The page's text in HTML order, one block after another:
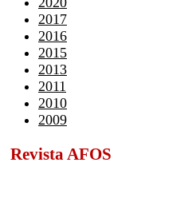
2017
2016
2015
2013
2011
2010
2009
Revista AFOS